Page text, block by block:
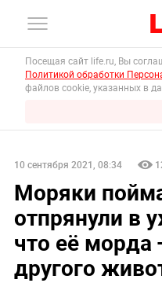
Посещая сайт life.ru, Вы
Политикой обработки
файлов cookie, указанных в
10 сентября 2021, 08:34
Моряки
отпрянули в
что её морда
другого